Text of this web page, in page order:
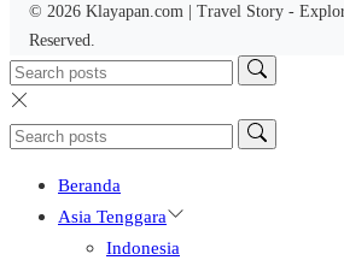
© 2026 Klayapan.com | Travel Story -
Reserved.
Beranda
Asia Tenggara
Indonesia